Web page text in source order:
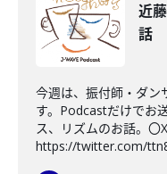
近
話
今週は、振付師・ダン
す。Podcastだけでお
ス、リズムのお話。〇
https://twitter.com/